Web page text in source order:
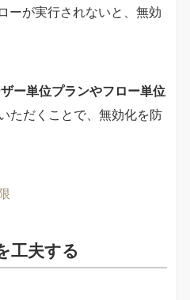
ーが実行されないと、無効
ー単位プランやフロー単位
ただくことで、無効化を防
工夫する